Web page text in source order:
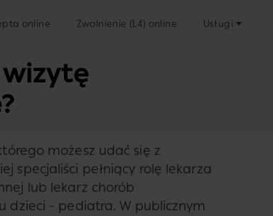
online Zwolnienie (L4) online Usługi
możesz udać się z
specjaliści pełniący rolę lekarza
lub lekarz chorób
dzieci - pediatra. W publicznym